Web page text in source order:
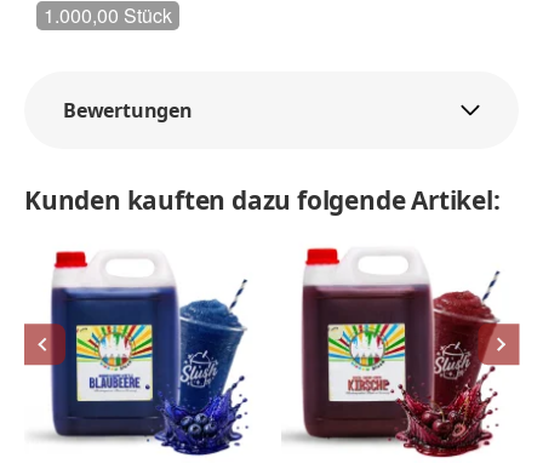
1.000,00 Stück
Bewertungen
Kunden kauften dazu folgende Artikel: